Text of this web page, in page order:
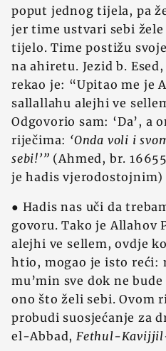
poput jednog tijela, pa
jer time ustvari sebi
tijelo. Time postižu
na ahiretu. Jezid b.
rekao je: “Upitao me je
sallallahu alejhi ve
Odgovorio sam: ‘Da’, a
riječima: ‘Onda voli i
sebi!’” (Ahmed, br.
je hadis vjerodostojnim)
● Hadis nas uči da
govoru. Tako je Allahov
alejhi ve sellem, ovdje
htio, mogao je isto reći:
mu’min sve dok ne
ono što želi sebi. Ovom
probudi suosjećanje za
el-Abbad,Fethul-